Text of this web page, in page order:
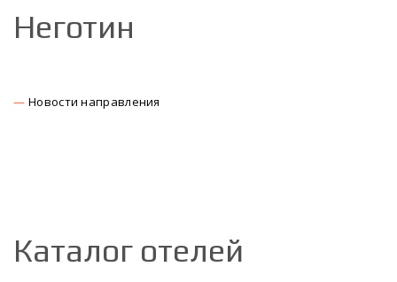
Неготин
Новости направления
Каталог отелей